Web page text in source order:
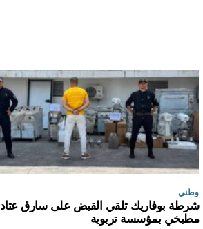
وطني
شرطة بوفاريك تلقي القبض على سارق عتاد
مطبخي بمؤسسة تربوية